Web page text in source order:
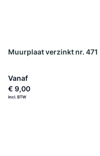
Muurplaat verzinkt nr. 471
Vanaf
€ 9,00